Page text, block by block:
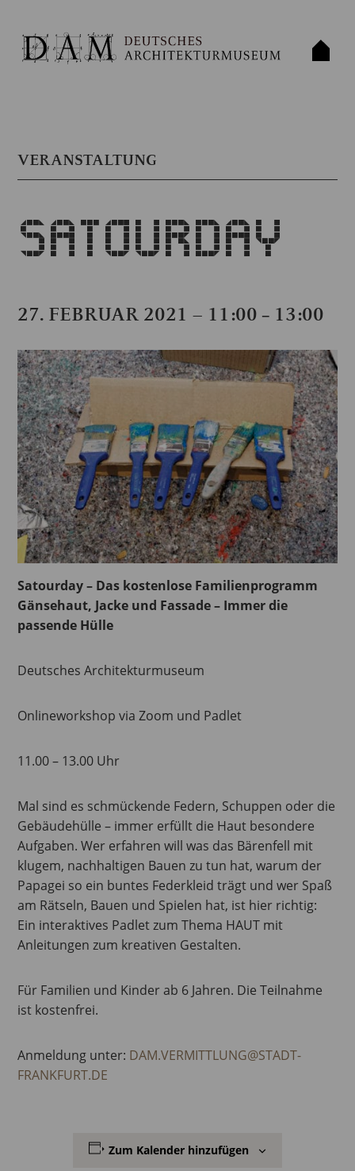
VERANSTALTUNG
SATOURDAY
27. FEBRUAR 2021 – 11:00 – 13:00
Satourday – Das kostenlose Familienprogramm
Gänsehaut, Jacke und Fassade – Immer die
passende Hülle
Deutsches Architekturmuseum
Onlineworkshop via Zoom und Padlet
11.00 – 13.00 Uhr
Mal sind es schmückende Federn, Schuppen oder die
Gebäudehülle – immer erfüllt die Haut besondere
Aufgaben. Wer erfahren will was das Bärenfell mit
klugem, nachhaltigen Bauen zu tun hat, warum der
Papagei so ein buntes Federkleid trägt und wer Spaß
am Rätseln, Bauen und Spielen hat, ist hier richtig:
Ein interaktives Padlet zum Thema HAUT mit
Anleitungen zum kreativen Gestalten.
Für Familien und Kinder ab 6 Jahren. Die Teilnahme
ist kostenfrei.
Anmeldung unter: DAM.VERMITTLUNG@STADT-
FRANKFURT.DE
Zum Kalender hinzufügen